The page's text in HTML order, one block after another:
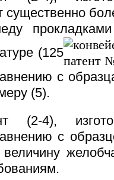
(125
с
(5).
4),
с